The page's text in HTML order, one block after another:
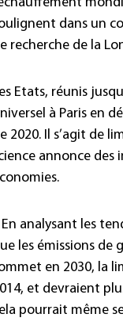
dans un
recherche de la
Etats, réunis
à Paris en
2020. Il s’agit de
annonce des
En analysant les
les émissions de
en 2030, la
et devraient
pourrait même